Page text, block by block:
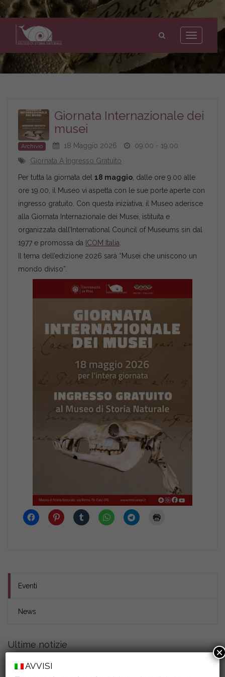
Toggle
navigation
Museo
di
Storia
Naturale
dell'Università
Giornata Internazionale dei
musei
Archivio 18 Maggio 2026
09:00 - 19:00
Giornata A Ingresso Gratuito
Per tutta la giornata del 18 maggio , dalle ore 9.00 alle
ore 19.00, il Museo vi aspetta con le sue porte aperte con
ingresso gratuito. Con questa iniziativa, il Museo aderisce
alla Giornata Internazionale dei Musei, istituita e
organizzata dall’International Council of Museums sin dal
1977 e promossa da ICOM Italia
Il tema dell’edizione 2026 sarà “Musei che uniscono un
mondo diviso”.
Eventi
News
Ultime notizie
Comune di San Giuliano Terme e Museo di Storia Naturale
AVVISI
×